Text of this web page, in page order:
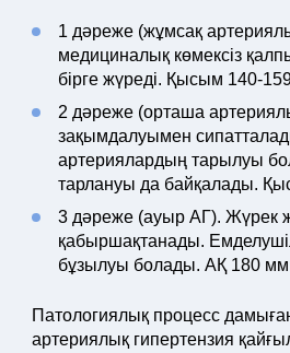
1 дәреже (жұмсақ
медициналық көмексіз
бірге жүреді. Қысым 140-
2 дәреже (орташа
зақымдалуымен
артериялардың тарылуы
тарлануы да байқалады.
3 дәреже (ауыр AГ). Жүрек
қабыршақтанады.
бұзылуы болады. АҚ 180
Патологиялық процесс
артериялық гипертензия